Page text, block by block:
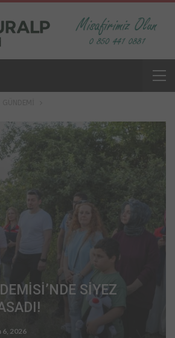
SİYEZ
6, 2026